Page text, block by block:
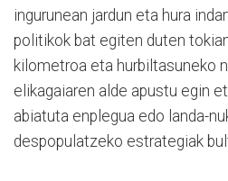
ingurunean jardun eta hura
politikok bat egiten duten
kilometroa eta hurbiltasuneko
elikagaiaren alde apustu egin
abiatuta enplegua edo landa-
despopulatzeko estrategiak